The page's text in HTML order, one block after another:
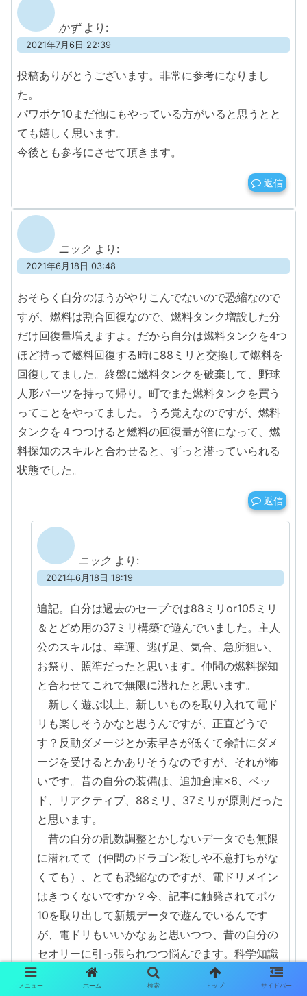
かず より:
2021年7月6日 22:39
投稿ありがとうございます。非常に参考になりまし
た。
パワポケ10まだ他にもやっている方がいると思うとと
ても嬉しく思います。
今後とも参考にさせて頂きます。
返信
ニック より:
2021年6月18日 03:48
おそらく自分のほうがやりこんでないので恐縮なので
すが、燃料は割合回復なので、燃料タンク増設した分
だけ回復量増えますよ。だから自分は燃料タンクを4つ
ほど持って燃料回復する時に88ミリと交換して燃料を
回復してました。終盤に燃料タンクを破棄して、野球
人形パーツを持って帰り。町でまた燃料タンクを買う
ってことをやってました。うろ覚えなのですが、燃料
タンクを４つつけると燃料の回復量が倍になって、燃
料探知のスキルと合わせると、ずっと潜っていられる
状態でした。
返信
ニック より:
2021年6月18日 18:19
追記。自分は過去のセーブでは88ミリor105ミリ
＆とどめ用の37ミリ構築で遊んでいました。主人
公のスキルは、幸運、逃げ足、気合、急所狙い、
お祭り、照準だったと思います。仲間の燃料探知
と合わせてこれで無限に潜れたと思います。
新しく遊ぶ以上、新しいものを取り入れて電ド
リも楽しそうかなと思うんですが、正直どうで
す？反動ダメージとか素早さが低くて余計にダメ
ージを受けるとかありそうなのですが、それが怖
いです。昔の自分の装備は、追加倉庫×6、ベッ
ド、リアクティブ、88ミリ、37ミリが原則だった
と思います。
昔の自分の乱数調整とかしないデータでも無限
に潜れてて（仲間のドラゴン殺しや不意打ちがな
くても）、とても恐縮なのですが、電ドリメイン
はきつくないですか？今、記事に触発されてポケ
10を取り出して新規データで遊んでいるんです
が、電ドリもいいかなぁと思いつつ、昔の自分の
セオリーに引っ張られつつ悩んでます。科学知識
取った後では手遅れかなあと思うので。どうか、
電ドリで無限に潜れるかどうか教えてほしいで
メニュー ホーム 検索 トップ サイドバー